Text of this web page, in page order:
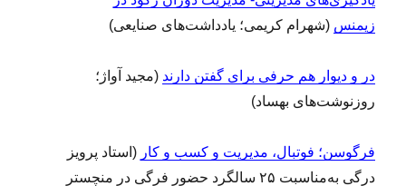
زیمنس (شهرام کریمی؛ یادداشت‌های صنایعی)
در و دیوار هم حرفی برای گفتن دارند (مجید آواژ؛
روزنوشت‌های بهساد)
فرگوسن؛ فوتبال، مدیریت و کسب و کار (استاد پرویز
درگی به‌مناسبت ۲۵ سالگرد حضور فرگی در منچستر